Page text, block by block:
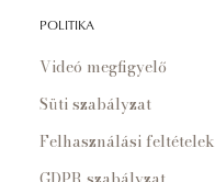
POLITIKA
Videó megfigyelő
Süti szabályzat
Felhasználási feltételek